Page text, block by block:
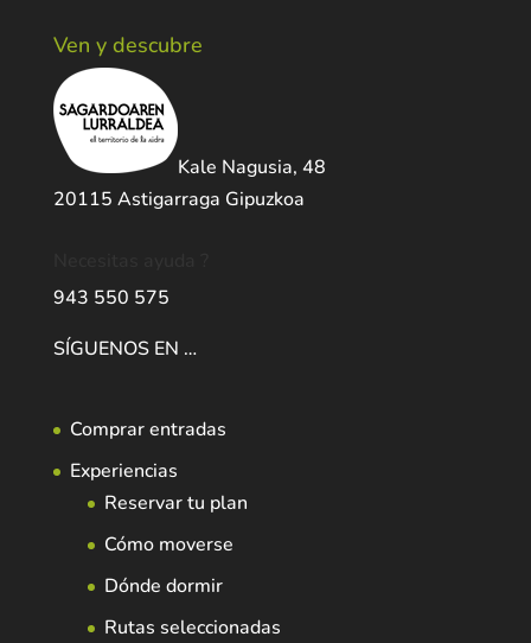
Ven y descubre
Kale Nagusia, 48
20115 Astigarraga Gipuzkoa
943 550 575
SÍGUENOS EN …
Comprar entradas
Experiencias
Reservar tu plan
Cómo moverse
Dónde dormir
Rutas seleccionadas